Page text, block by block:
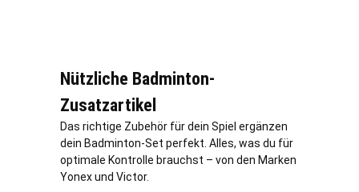
Nützliche Badminton-
Zusatzartikel
Das richtige Zubehör für dein Spiel ergänzen
dein Badminton-Set perfekt. Alles, was du für
optimale Kontrolle brauchst – von den Marken
Yonex und Victor.